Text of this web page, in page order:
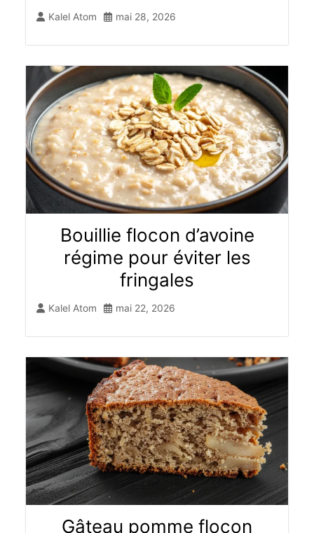
Kalel Atom mai 28, 2026
Bouillie flocon d’avoine
régime pour éviter les
fringales
Kalel Atom mai 22, 2026
Gâteau pomme flocon